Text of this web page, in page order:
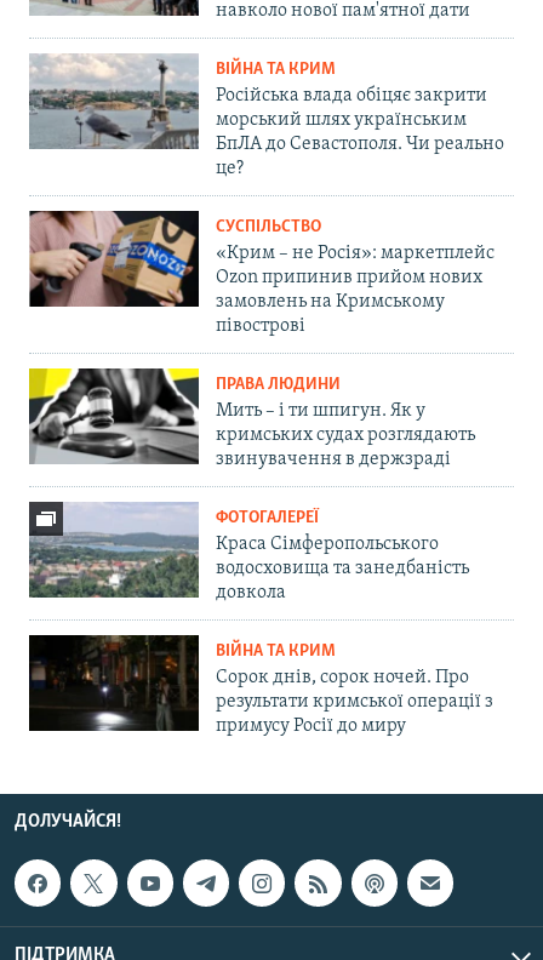
навколо нової пам'ятної дати
ВІЙНА ТА КРИМ
Російська влада обіцяє закрити
морський шлях українським
БпЛА до Севастополя. Чи реально
це?
СУСПІЛЬСТВО
«Крим – не Росія»: маркетплейс
Ozon припинив прийом нових
замовлень на Кримському
півострові
ПРАВА ЛЮДИНИ
Мить – і ти шпигун. Як у
кримських судах розглядають
звинувачення в держзраді
ФОТОГАЛЕРЕЇ
Краса Сімферопольського
водосховища та занедбаність
довкола
ВІЙНА ТА КРИМ
Сорок днів, сорок ночей. Про
результати кримської операції з
примусу Росії до миру
ДОЛУЧАЙСЯ!
ПІДТРИМКА